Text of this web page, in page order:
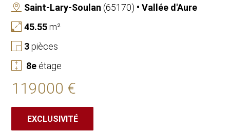
Saint-Lary-Soulan (65170) • Vallée d'Aure
45.55m²
3pièces
8e étage
119000 €
EXCLUSIVITÉ